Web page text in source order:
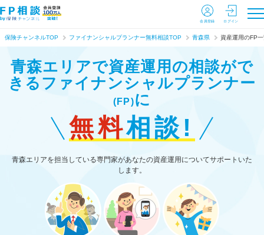
会員登録 ログイン
保険チャンネルTOP ファイナンシャルプランナー無料相談TOP 青森県 資産運用のFP
青森エリアで資産運用の相談がで
きる ファイナンシャルプランナー
(FP)に
無料相談!
青森エリアを担当している専門家があなたの資産運用についてサポートいた
します。